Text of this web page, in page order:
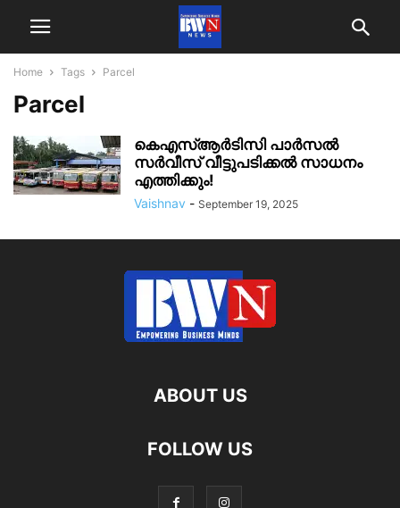
Home Tags Parcel
Parcel
കെഎസ്ആർടിസി പാർസൽ
സർവീസ് വീട്ടുപടിക്കൽ സാധനം
എത്തിക്കും!
Vaishnav - September 19, 2025
ABOUT US
FOLLOW US